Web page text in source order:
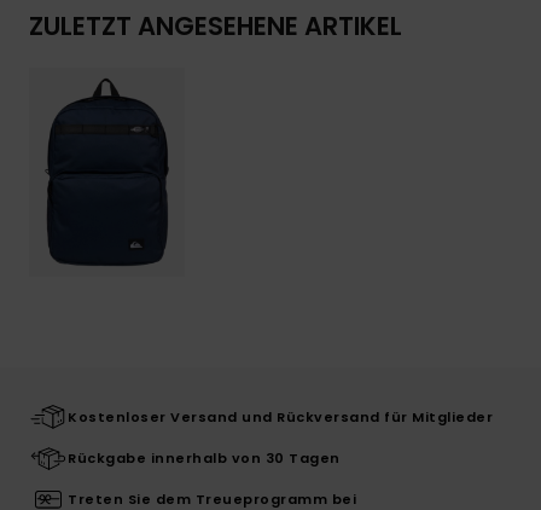
ZULETZT ANGESEHENE ARTIKEL
Kostenloser Versand und Rückversand für Mitglieder
Rückgabe innerhalb von 30 Tagen
Treten Sie dem Treueprogramm bei